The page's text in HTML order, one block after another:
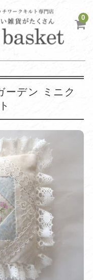
0
ーデン ミニク